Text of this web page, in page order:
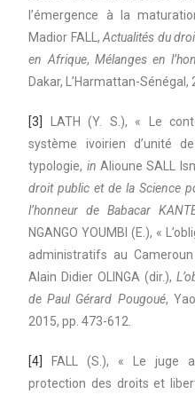
l’émergence à la
Madior FALL,Actualités du
en Afrique, Mélanges en
Dakar, L’Harmattan-Sénégal,
[3]
LATH (Y. S.), « Le
système ivoirien d’unité
typologie, in Alioune SALL
droit public et de la Science
l’honneur de Babacar
NGANGO YOUMBI (E.), «
administratifs au
Alain Didier OLINGA (dir.),
de Paul Gérard Pougoué,
2015, pp. 473-612.
[4]
FALL (S.), « Le juge
protection des droits et